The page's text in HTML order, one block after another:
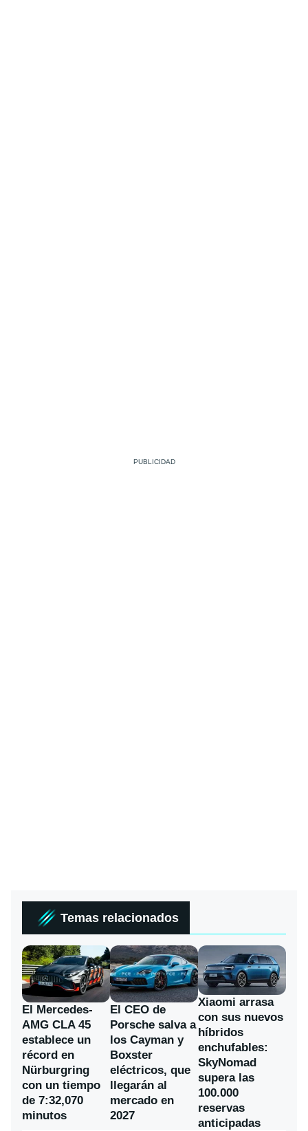
Temas relacionados
El Mercedes-
AMG CLA 45
establece un
récord en
Nürburgring
con un tiempo
de 7:32,070
minutos
El CEO de
Porsche salva a
los Cayman y
Boxster
eléctricos, que
llegarán al
mercado en
2027
Xiaomi arrasa
con sus nuevos
híbridos
enchufables:
SkyNomad
supera las
100.000
reservas
anticipadas